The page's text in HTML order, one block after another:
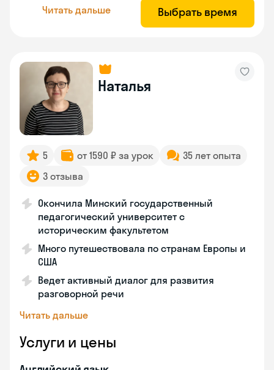
Читать дальше Выбрать время
Наталья
5 от 1590 ₽ за урок
35 лет опыта
3 отзыва
Окончила Минский государственный
педагогический университет с
историческим факультетом
Много путешествовала по странам Европы и
США
Ведет активный диалог для развития
разговорной речи
Читать дальше
Услуги и цены